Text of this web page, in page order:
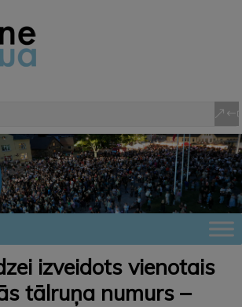
izveidots vienotais
tālruņa numurs –